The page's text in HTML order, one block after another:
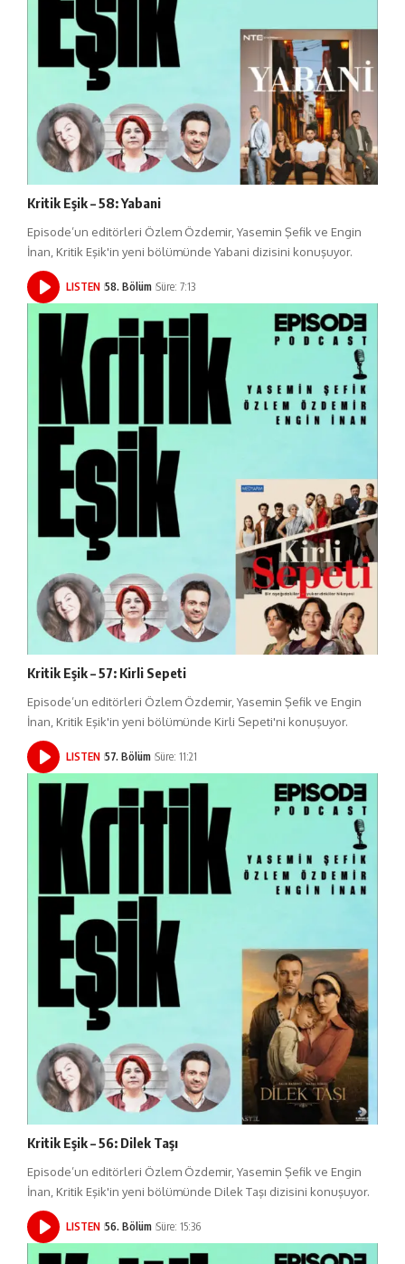
Kritik Eşik – 58: Yabani
Episode’un editörleri Özlem Özdemir, Yasemin Şefik ve Engin
İnan, Kritik Eşik'in yeni bölümünde Yabani dizisini konuşuyor.
LISTEN 58. Bölüm Süre: 7:13
Kritik Eşik – 57: Kirli Sepeti
Episode’un editörleri Özlem Özdemir, Yasemin Şefik ve Engin
İnan, Kritik Eşik'in yeni bölümünde Kirli Sepeti'ni konuşuyor.
LISTEN 57. Bölüm Süre: 11:21
Kritik Eşik – 56: Dilek Taşı
Episode’un editörleri Özlem Özdemir, Yasemin Şefik ve Engin
İnan, Kritik Eşik'in yeni bölümünde Dilek Taşı dizisini konuşuyor.
LISTEN 56. Bölüm Süre: 15:36